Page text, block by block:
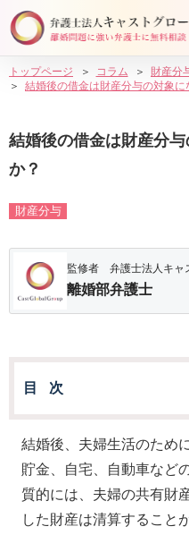
トップページ コラム
財産分
結婚後の借金は財産分与の対象に
結婚後の借金は財産分
か？
財産分与
監修者 弁護士法人キャ
離婚部弁護士
目次
結婚後、夫婦生活のため
貯金、自宅、自動車など
質的には、夫婦の共有財
した財産は清算すること